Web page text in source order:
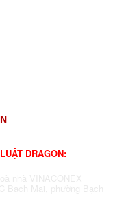
DRAGON: